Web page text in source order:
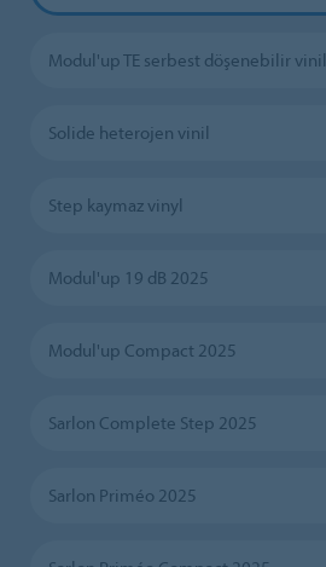
Modul'up TE serbest döşenebilir vinil
Solide heterojen vinil
Step kaymaz vinyl
Modul'up 19 dB 2025
Modul'up Compact 2025
Sarlon Complete Step 2025
Sarlon Priméo 2025